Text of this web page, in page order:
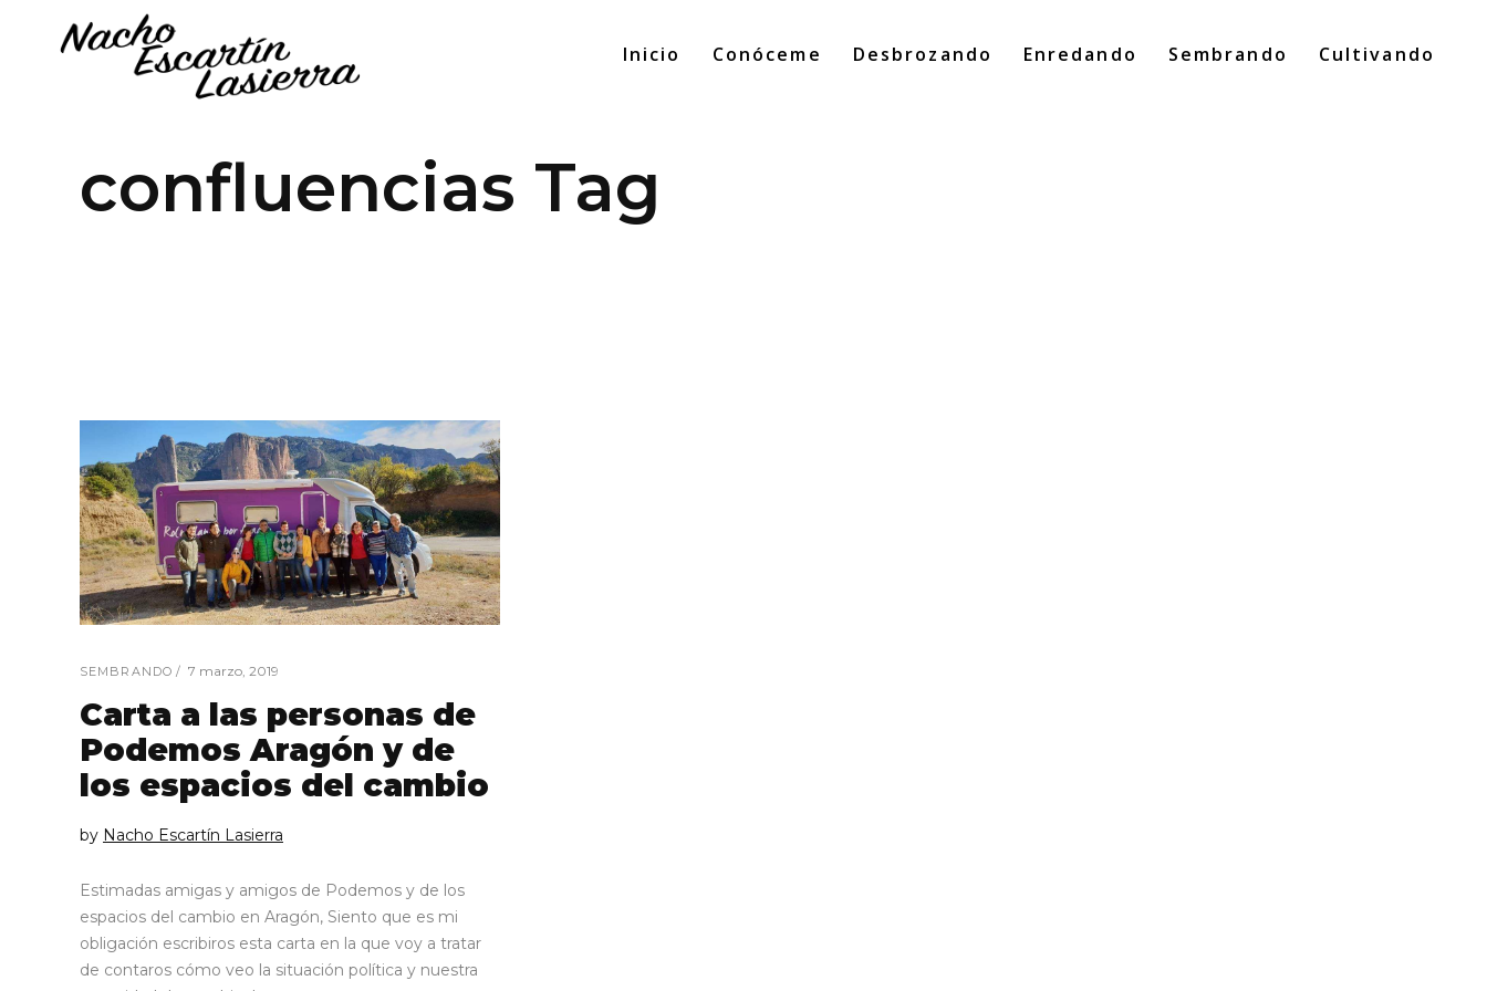
Inicio Conóceme Desbrozando Enredando Sembrando Cultivando
confluencias Tag
SEMBRANDO 7 marzo, 2019
Carta a las personas de
Podemos Aragón y de
los espacios del cambio
by Nacho Escartín Lasierra
Estimadas amigas y amigos de Podemos y de los
espacios del cambio en Aragón, Siento que es mi
obligación escribiros esta carta en la que voy a tratar
de contaros cómo veo la situación política y nuestra